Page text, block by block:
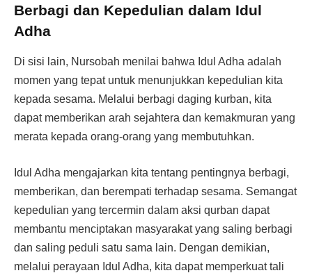
Berbagi dan Kepedulian dalam Idul
Adha
Di sisi lain, Nursobah menilai bahwa Idul Adha adalah
momen yang tepat untuk menunjukkan kepedulian kita
kepada sesama. Melalui berbagi daging kurban, kita
dapat memberikan arah sejahtera dan kemakmuran yang
merata kepada orang-orang yang membutuhkan.
Idul Adha mengajarkan kita tentang pentingnya berbagi,
memberikan, dan berempati terhadap sesama. Semangat
kepedulian yang tercermin dalam aksi qurban dapat
membantu menciptakan masyarakat yang saling berbagi
dan saling peduli satu sama lain. Dengan demikian,
melalui perayaan Idul Adha, kita dapat memperkuat tali